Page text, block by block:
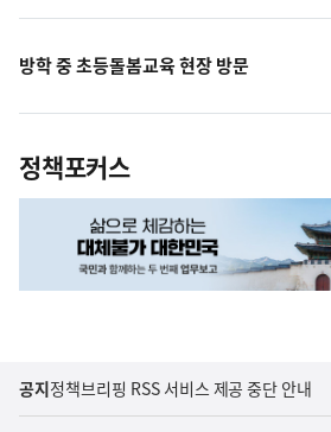
방학 중 초등돌봄교육 현장 방문
정책포커스
공지정책브리핑 RSS 서비스 제공 중단 안내